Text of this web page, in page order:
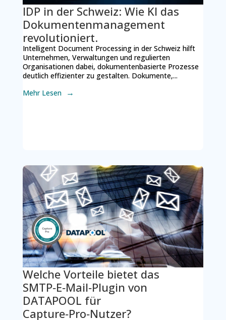
IDP in der Schweiz: Wie KI das
Dokumentenmanagement
revolutioniert.
Intelligent Document Processing in der Schweiz hilft
Unternehmen, Verwaltungen und regulierten
Organisationen dabei, dokumentenbasierte Prozesse
deutlich effizienter zu gestalten. Dokumente,...
Mehr Lesen
Welche Vorteile bietet das
SMTP‑E‑Mail‑Plugin von
DATAPOOL für
Capture‑Pro‑Nutzer?